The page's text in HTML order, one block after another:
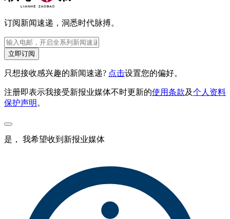
订阅新闻速递，洞悉时代脉搏。
立即订阅
只想接收感兴趣的新闻速递? 点击设置您的偏好。
注册即表示我接受新报业媒体不时更新的使用条款及个人资料
保护声明 。
是， 我希望收到新报业媒体